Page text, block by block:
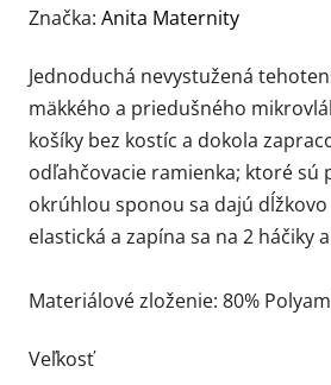
hodnotenie
je
0,0
z
5
hviezdičiek.
Značka: Anita Maternity
Jednoduchá nevystužená
mäkkého a priedušného
košíky bez kostíc a dokola
odľahčovacie ramienka; ktoré sú
okrúhlou sponou sa dajú
elastická a zapína sa na 2 háčiky
Materiálové zloženie: 80%
Veľkosť